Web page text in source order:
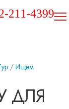
211-4399
/ Ищем
ДЛЯ